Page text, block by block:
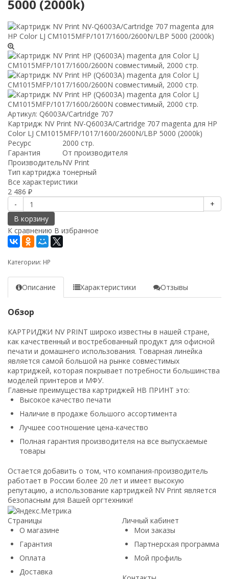
5000 (2000k)
Артикул: Q6003A/Cartridge 707
Картридж NV Print NV-Q6003A/Cartridge 707 magenta для HP
Color LJ CM1015MFP/1017/1600/2600N/LBP 5000 (2000k)
Ресурс
2000 стр.
Гарантия
От производителя
ПроизводительNV Print
Тип картриджа тонерный
Все характеристики
2 486 ₽
-
+
В корзину
К сравнению В избранное
Категории: HP
Описание Характеристики Отзывы
Обзор
КАРТРИДЖИ NV PRINT широко известны в нашей стране,
как качественный и востребованный продукт для офисной
печати и домашнего использования. Товарная линейка
является самой большой на рынке совместимых
картриджей, которая покрывает потребности большинства
моделей принтеров и МФУ.
Главные преимущества картриджей НВ ПРИНТ это:
Высокое качество печати
Наличие в продаже большого ассортимента
Лучшее соотношение цена-качество
Полная гарантия производителя на все выпускаемые
товары
Остается добавить о том, что компания-производитель
работает в России более 20 лет и имеет высокую
репутацию, а использование картриджей NV Print является
безопасным для Вашей оргтехники!
Страницы
О магазине
Гарантия
Оплата
Доставка
Личный кабинет
Мои заказы
Партнерская программа
Мой профиль